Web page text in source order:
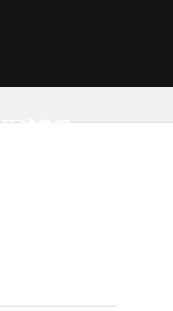
环球趣闻